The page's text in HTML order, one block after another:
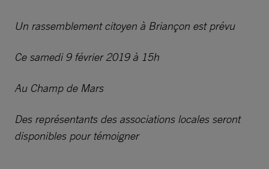
Un rassemblement citoyen à Briançon est prévu
Ce samedi 9 février 2019 à 15h
Au Champ de Mars
Des représentants des associations locales seront
disponibles pour témoigner